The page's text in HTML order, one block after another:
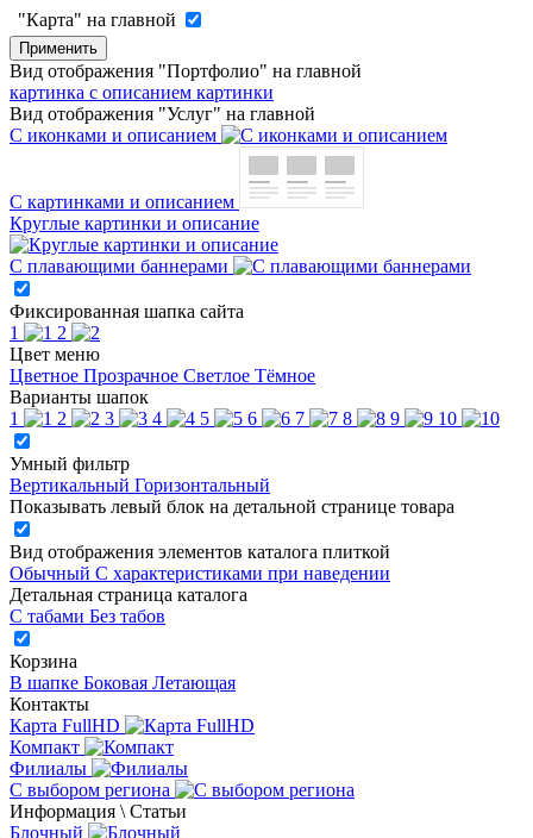
"Карта" на главной
Применить
Вид отображения "Портфолио" на главной
картинка с описанием картинки
Вид отображения "Услуг" на главной
С иконками и описанием
С картинками и описанием
Круглые картинки и описание
С плавающими баннерами
Фиксированная шапка сайта
1
2
Цвет меню
Цветное Прозрачное Светлое Тёмное
Варианты шапок
1
2 3 4 5 6 7 8 9 10
Умный фильтр
Вертикальный Горизонтальный
Показывать левый блок на детальной странице товара
Вид отображения элементов каталога плиткой
Обычный С характеристиками при наведении
Детальная страница каталога
С табами Без табов
Корзина
В шапке Боковая Летающая
Контакты
Карта FullHD
Компакт
Филиалы
С выбором региона
Информация \ Статьи
Блочный